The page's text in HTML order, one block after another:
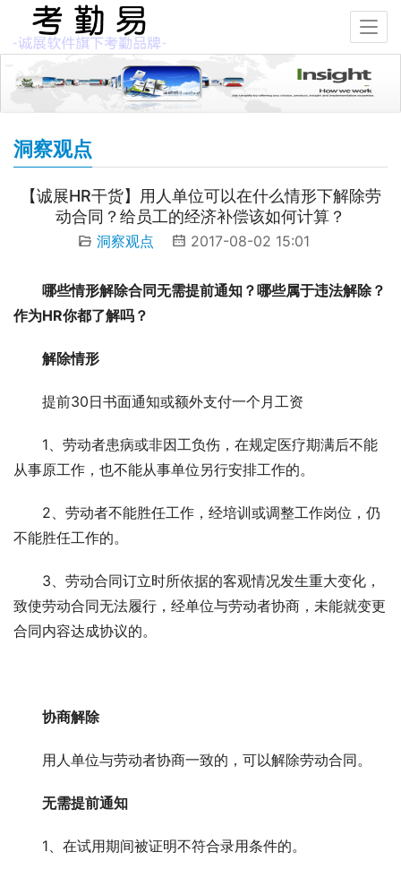
洞察观点
【诚展HR干货】用人单位可以在什么情形下解除劳
动合同？给员工的经济补偿该如何计算？
洞察观点 2017-08-02 15:01
哪些情形解除合同无需提前通知？哪些属于违法解除？
作为HR你都了解吗？
解除情形
提前30日书面通知或额外支付一个月工资
1、劳动者患病或非因工负伤，在规定医疗期满后不能
从事原工作，也不能从事单位另行安排工作的。
2、劳动者不能胜任工作，经培训或调整工作岗位，仍
不能胜任工作的。
3、劳动合同订立时所依据的客观情况发生重大变化，
致使劳动合同无法履行，经单位与劳动者协商，未能就变更
合同内容达成协议的。
协商解除
用人单位与劳动者协商一致的，可以解除劳动合同。
无需提前通知
1、在试用期间被证明不符合录用条件的。